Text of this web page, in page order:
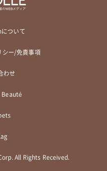
ついて
シー/免責事項
わせ
Beauté
All Rights Received.